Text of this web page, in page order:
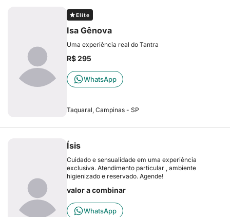
Elite
Isa Gênova
Uma experiência real do Tantra
R$ 295
WhatsApp
Taquaral, Campinas - SP
Ísis
Cuidado e sensualidade em uma experiência
exclusiva. Atendimento particular , ambiente
higienizado e reservado. Agende!
valor a combinar
WhatsApp